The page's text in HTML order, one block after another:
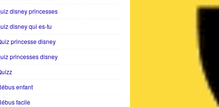
disney princesses
disney qui es-tu
princesse disney
princesses disney
enfant
facile